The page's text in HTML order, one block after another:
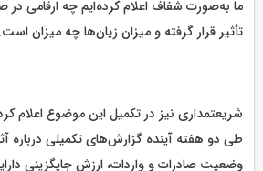
ما به‌صورت شفاف اعلام کرده‌ایم چه ارقامی
تأثیر قرار گرفته و میزان زیان‌ها چه میزان است.
شریعتمداری نیز در تکمیل این موضوع اعلام
طی دو هفته آینده گزارش‌های تکمیلی درباره
وضعیت صادرات و واردات، ارزش جایگزینی